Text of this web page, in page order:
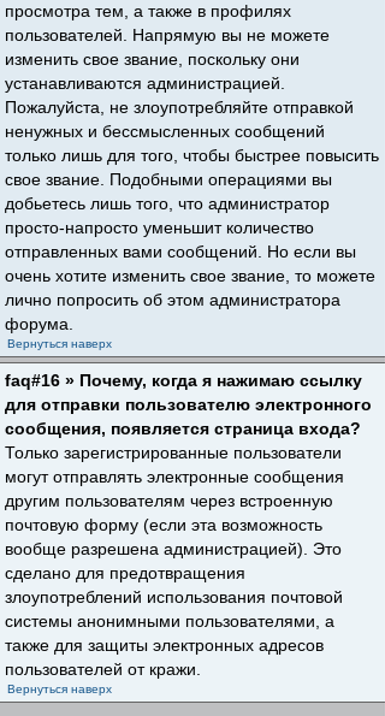
просмотра тем, а также в профилях
пользователей. Напрямую вы не можете
изменить свое звание, поскольку они
устанавливаются администрацией.
Пожалуйста, не злоупотребляйте отправкой
ненужных и бессмысленных сообщений
только лишь для того, чтобы быстрее повысить
свое звание. Подобными операциями вы
добьетесь лишь того, что администратор
просто-напросто уменьшит количество
отправленных вами сообщений. Но если вы
очень хотите изменить свое звание, то можете
лично попросить об этом администратора
форума.
Вернуться наверх
faq#16 » Почему, когда я нажимаю ссылку
для отправки пользователю электронного
сообщения, появляется страница входа?
Только зарегистрированные пользователи
могут отправлять электронные сообщения
другим пользователям через встроенную
почтовую форму (если эта возможность
вообще разрешена администрацией). Это
сделано для предотвращения
злоупотреблений использования почтовой
системы анонимными пользователями, а
также для защиты электронных адресов
пользователей от кражи.
Вернуться наверх